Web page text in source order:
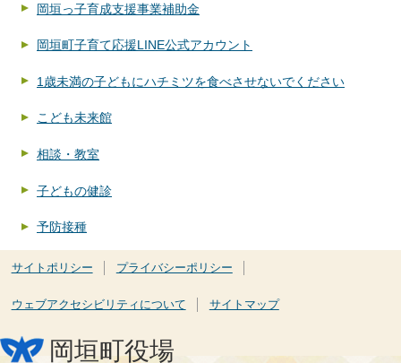
岡垣っ子育成支援事業補助金
岡垣町子育て応援LINE公式アカウント
1歳未満の子どもにハチミツを食べさせないでください
こども未来館
相談・教室
子どもの健診
予防接種
サイトポリシー プライバシーポリシー
ウェブアクセシビリティについて サイトマップ
岡垣町役場